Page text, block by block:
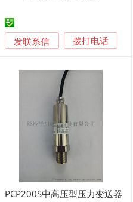
发联系信 拨打电话
PCP200S中高压型压力变送器